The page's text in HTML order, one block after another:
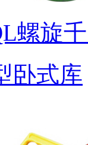
螺旋
卧式库